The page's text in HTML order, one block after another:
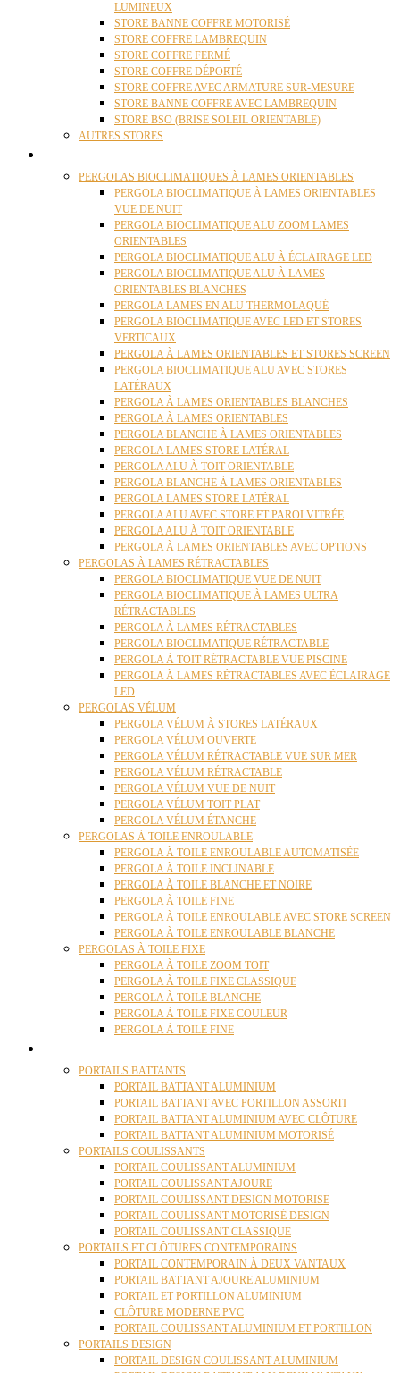
LUMINEUX
STORE BANNE COFFRE MOTORISÉ
STORE COFFRE LAMBREQUIN
STORE COFFRE FERMÉ
STORE COFFRE DÉPORTÉ
STORE COFFRE AVEC ARMATURE SUR-MESURE
STORE BANNE COFFRE AVEC LAMBREQUIN
STORE BSO (BRISE SOLEIL ORIENTABLE)
AUTRES STORES
PERGOLAS BIOCLIMATIQUES À LAMES ORIENTABLES
PERGOLA BIOCLIMATIQUE À LAMES ORIENTABLES
VUE DE NUIT
PERGOLA BIOCLIMATIQUE ALU ZOOM LAMES
ORIENTABLES
PERGOLA BIOCLIMATIQUE ALU À ÉCLAIRAGE LED
PERGOLA BIOCLIMATIQUE ALU À LAMES
ORIENTABLES BLANCHES
PERGOLA LAMES EN ALU THERMOLAQUÉ
PERGOLA BIOCLIMATIQUE AVEC LED ET STORES
VERTICAUX
PERGOLA À LAMES ORIENTABLES ET STORES SCREEN
PERGOLA BIOCLIMATIQUE ALU AVEC STORES
LATÉRAUX
PERGOLA À LAMES ORIENTABLES BLANCHES
PERGOLA À LAMES ORIENTABLES
PERGOLA BLANCHE À LAMES ORIENTABLES
PERGOLA LAMES STORE LATÉRAL
PERGOLA ALU À TOIT ORIENTABLE
PERGOLA BLANCHE À LAMES ORIENTABLES
PERGOLA LAMES STORE LATÉRAL
PERGOLA ALU AVEC STORE ET PAROI VITRÉE
PERGOLA ALU À TOIT ORIENTABLE
PERGOLA À LAMES ORIENTABLES AVEC OPTIONS
PERGOLAS À LAMES RÉTRACTABLES
PERGOLA BIOCLIMATIQUE VUE DE NUIT
PERGOLA BIOCLIMATIQUE À LAMES ULTRA
RÉTRACTABLES
PERGOLA À LAMES RÉTRACTABLES
PERGOLA BIOCLIMATIQUE RÉTRACTABLE
PERGOLA À TOIT RÉTRACTABLE VUE PISCINE
PERGOLA À LAMES RÉTRACTABLES AVEC ÉCLAIRAGE
LED
PERGOLAS VÉLUM
PERGOLA VÉLUM À STORES LATÉRAUX
PERGOLA VÉLUM OUVERTE
PERGOLA VÉLUM RÉTRACTABLE VUE SUR MER
PERGOLA VÉLUM RÉTRACTABLE
PERGOLA VÉLUM VUE DE NUIT
PERGOLA VÉLUM TOIT PLAT
PERGOLA VÉLUM ÉTANCHE
PERGOLAS À TOILE ENROULABLE
PERGOLA À TOILE ENROULABLE AUTOMATISÉE
PERGOLA À TOILE INCLINABLE
PERGOLA À TOILE BLANCHE ET NOIRE
PERGOLA À TOILE FINE
PERGOLA À TOILE ENROULABLE AVEC STORE SCREEN
PERGOLA À TOILE ENROULABLE BLANCHE
PERGOLAS À TOILE FIXE
PERGOLA À TOILE ZOOM TOIT
PERGOLA À TOILE FIXE CLASSIQUE
PERGOLA À TOILE BLANCHE
PERGOLA À TOILE FIXE COULEUR
PERGOLA À TOILE FINE
PORTAILS BATTANTS
PORTAIL BATTANT ALUMINIUM
PORTAIL BATTANT AVEC PORTILLON ASSORTI
PORTAIL BATTANT ALUMINIUM AVEC CLÔTURE
PORTAIL BATTANT ALUMINIUM MOTORISÉ
PORTAILS COULISSANTS
PORTAIL COULISSANT ALUMINIUM
PORTAIL COULISSANT AJOURE
PORTAIL COULISSANT DESIGN MOTORISE
PORTAIL COULISSANT MOTORISÉ DESIGN
PORTAIL COULISSANT CLASSIQUE
PORTAILS ET CLÔTURES CONTEMPORAINS
PORTAIL CONTEMPORAIN À DEUX VANTAUX
PORTAIL BATTANT AJOURE ALUMINIUM
PORTAIL ET PORTILLON ALUMINIUM
CLÔTURE MODERNE PVC
PORTAIL COULISSANT ALUMINIUM ET PORTILLON
PORTAILS DESIGN
PORTAIL DESIGN COULISSANT ALUMINIUM